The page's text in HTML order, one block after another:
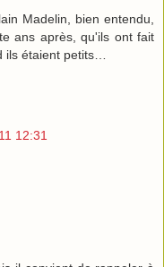
Madelin, bien entendu,
ans après, qu'ils ont fait
ils étaient petits…
12:31